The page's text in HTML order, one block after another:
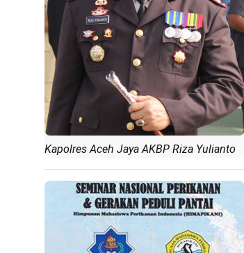
Kapolres Aceh Jaya AKBP Riza Yulianto